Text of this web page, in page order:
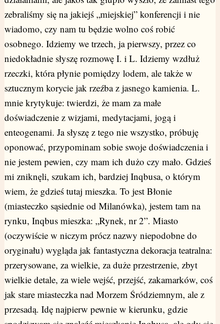
zebraliśmy się na jakiejś „miejskiej” konferencji i nie
wiadomo, czy nam tu będzie wolno coś robić
osobnego. Idziemy we trzech, ja pierwszy, przez co
niedokładnie słyszę rozmowę I. i L. Idziemy wzdłuż
rzeczki, która płynie pomiędzy lodem, ale także w
sztucznym korycie jak rzeźba z jasnego kamienia. L.
mnie krytykuje: twierdzi, że mam za małe
doświadczenie z wizjami, medytacjami, jogą i
enteogenami. Ja słyszę z tego nie wszystko, próbuję
oponować, przypominam sobie swoje doświadczenia i
nie jestem pewien, czy mam ich dużo czy mało. Gdzieś
mi zniknęli, szukam ich, bardziej Inqbusa, o którym
wiem, że gdzieś tutaj mieszka. To jest Błonie
(miasteczko sąsiednie od Milanówka), jestem tam na
rynku, Inqbus mieszka: „Rynek, nr 2”. Miasto
(oczywiście w niczym prócz nazwy niepodobne do
oryginału) wygląda jak fantastyczna dekoracja teatralna:
przerysowane, za wielkie, za duże przestrzenie, zbyt
wielkie detale, za wiele wejść, przejść, zakamarków, coś
jak stare miasteczka nad Morzem Śródziemnym, ale z
przesadą. Idę najpierw pewnie w kierunku, gdzie